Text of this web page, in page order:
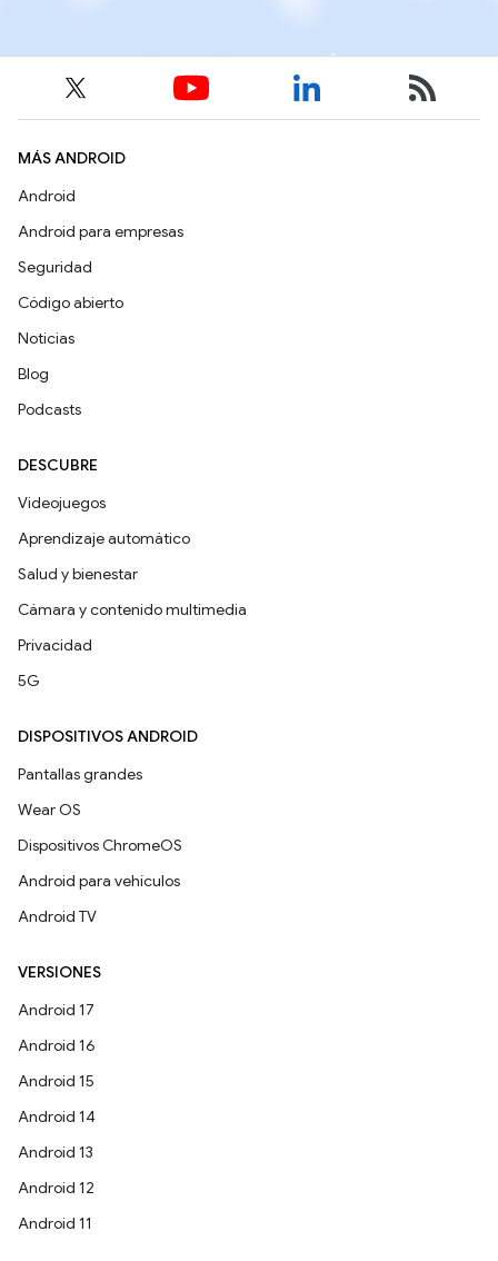
MÁS ANDROID
Android
Android para empresas
Seguridad
Código abierto
Noticias
Blog
Podcasts
DESCUBRE
Videojuegos
Aprendizaje automático
Salud y bienestar
Cámara y contenido multimedia
Privacidad
5G
DISPOSITIVOS ANDROID
Pantallas grandes
Wear OS
Dispositivos ChromeOS
Android para vehículos
Android TV
VERSIONES
Android 17
Android 16
Android 15
Android 14
Android 13
Android 12
Android 11